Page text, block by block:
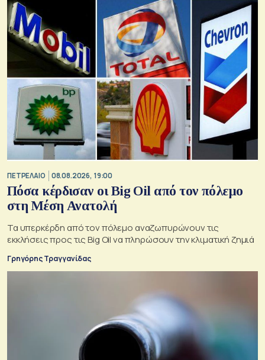
ΠΕΤΡΕΛΑΙΟ 08.08.2026, 19:00
Πόσα κέρδισαν οι Big Oil από τον πόλεμο
στη Μέση Ανατολή
Τα υπερκέρδη από τον πόλεμο αναζωπυρώνουν τις
εκκλήσεις προς τις Big Oil να πληρώσουν την κλιματική ζημιά
Γρηγόρης Τραγγανίδας